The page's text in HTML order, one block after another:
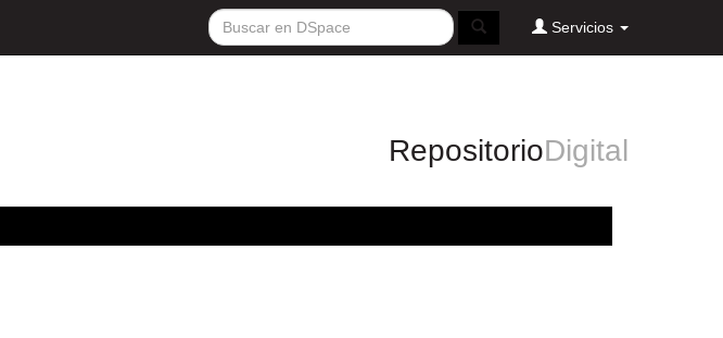
Servicios
RepositorioDigital